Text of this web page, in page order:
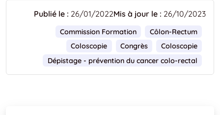
Publié le : 26/01/2022Mis à jour le : 26/10/2023
Commission Formation
Côlon-Rectum
Coloscopie
Congrès
Coloscopie
Dépistage - prévention du cancer colo-rectal